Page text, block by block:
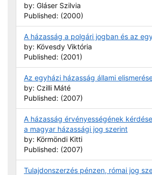
by: Gláser Szilvia
Published: (2000)
A házasság a polgári jogban és az
by: Kövesdy Viktória
Published: (2001)
Az egyházi házasság állami
by: Czilli Máté
Published: (2007)
A házasság érvényességének
a magyar házassági jog szerint
by: Körmöndi Kitti
Published: (2007)
Tulajdonszerzés pénzen, római jog